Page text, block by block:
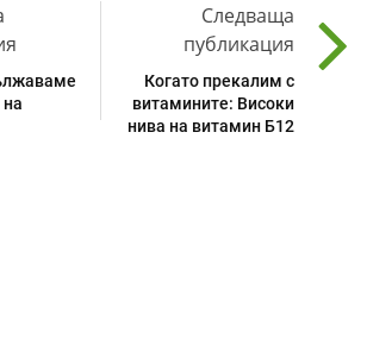
Следваща
публикация
Когато прекалим с
витамините: Високи
нива на витамин Б12